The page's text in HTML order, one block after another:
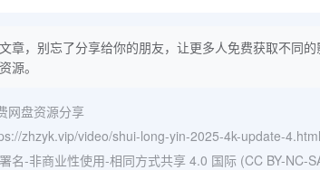
章，别忘了分享给你的朋友，让更多人免费获取不同
源。
网盘资源分享
zhzyk.vip/video/shui-long-yin-2025-4k-update-4.html
署名-非商业性使用-相同方式共享 4.0 国际 (CC BY-NC-